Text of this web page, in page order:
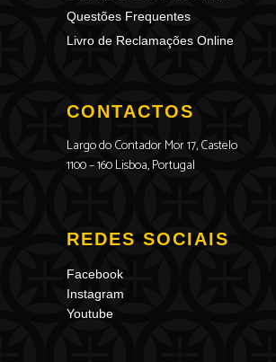
Questões Frequentes
Livro de Reclamações Online
CONTACTOS
Largo do Contador Mor 17, Castelo
1100 – 160 Lisboa, Portugal
REDES SOCIAIS
Facebook
Instagram
Youtube